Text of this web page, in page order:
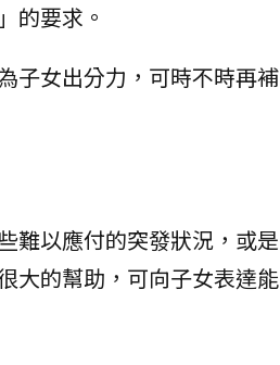
的要求。
子女出分力，可時不時再補
難以應付的突發狀況，或是
大的幫助，可向子女表達能